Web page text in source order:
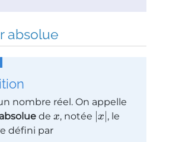
absolue
nombre réel. On appelle
de x, notée ∣x∣, le
défini par